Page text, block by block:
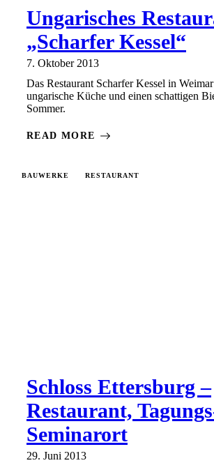
Ungarisches
„Scharfer Kessel“
7. Oktober 2013
Das Restaurant Scharfer Kessel in
ungarische Küche und einen schattigen
Sommer.
READ MORE
BAUWERKE RESTAURANT
Schloss Ettersburg –
Restaurant,
Seminarort
29. Juni 2013